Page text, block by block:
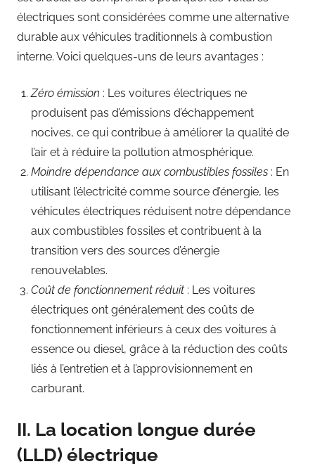
électriques sont considérées comme une alternative
durable aux véhicules traditionnels à combustion
interne. Voici quelques-uns de leurs avantages :
Zéro émission : Les voitures électriques ne
produisent pas d’émissions d’échappement
nocives, ce qui contribue à améliorer la qualité de
l’air et à réduire la pollution atmosphérique.
Moindre dépendance aux combustibles fossiles : En
utilisant l’électricité comme source d’énergie, les
véhicules électriques réduisent notre dépendance
aux combustibles fossiles et contribuent à la
transition vers des sources d’énergie
renouvelables.
Coût de fonctionnement réduit : Les voitures
électriques ont généralement des coûts de
fonctionnement inférieurs à ceux des voitures à
essence ou diesel, grâce à la réduction des coûts
liés à l’entretien et à l’approvisionnement en
carburant.
II. La location longue durée
(LLD) électrique